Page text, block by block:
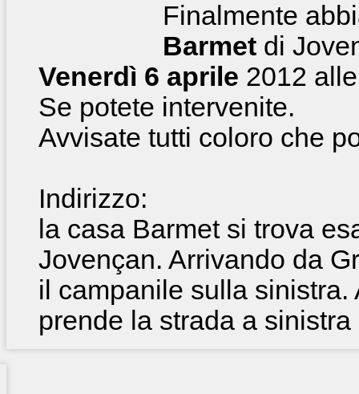
Finalmente
Barmet di
Venerdì 6 aprile 2012
Se potete intervenite.
Avvisate tutti coloro che
Indirizzo:
la casa Barmet si trova
Jovençan. Arrivando da
il campanile sulla
prende la strada a